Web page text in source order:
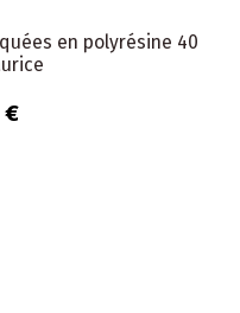
en polyrésine 40
€